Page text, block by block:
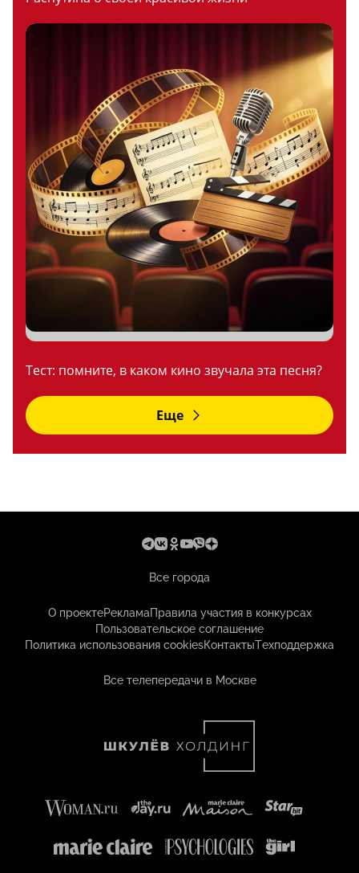
Тест: помните, в каком кино звучала эта песня?
Еще
Все города
О проектеРекламаПравила участия в конкурсах
Пользовательское соглашение
Политика использования cookiesКонтактыТехподдержка
Все телепередачи в Москве